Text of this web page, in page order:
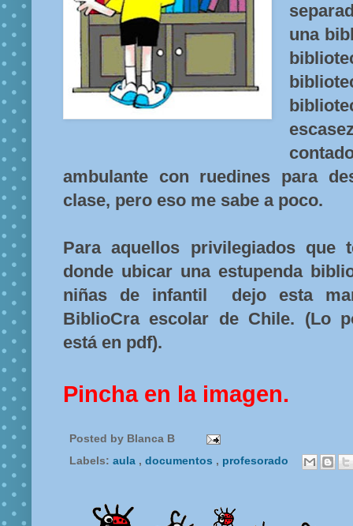
una
ambulante con ruedines para
clase, pero eso me sabe a poco.
Para aquellos privilegiados que
donde ubicar una estupenda
niñas de infantil dejo esta
BiblioCra escolar de Chile. (Lo
está en pdf).
Pincha en la imagen.
Posted by Blanca B
Labels: aula , documentos , profesorado